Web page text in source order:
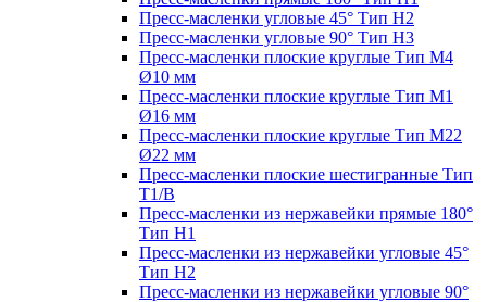
Пресс-масленки угловые 45° Тип H2
Пресс-масленки угловые 90° Тип H3
Пресс-масленки плоские круглые Тип M4
Ø10 мм
Пресс-масленки плоские круглые Тип M1
Ø16 мм
Пресс-масленки плоские круглые Тип M22
Ø22 мм
Пресс-масленки плоские шестигранные Тип
T1/B
Пресс-масленки из нержавейки прямые 180°
Тип H1
Пресс-масленки из нержавейки угловые 45°
Тип H2
Пресс-масленки из нержавейки угловые 90°